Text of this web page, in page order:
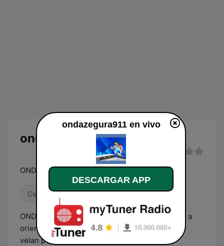
ondazegura911
ONDA ZEGURA 911 En vivo Solo para ti
Clásica Éxitos clásicos Latino
ONDA ZEGURA 911 En vivo Una Radio dedicada a
orientar y entretener a hombres y mujeres que
velan por la seguridad Las 24 horas del día
ondazegura911 en vivo
DESCARGAR APP